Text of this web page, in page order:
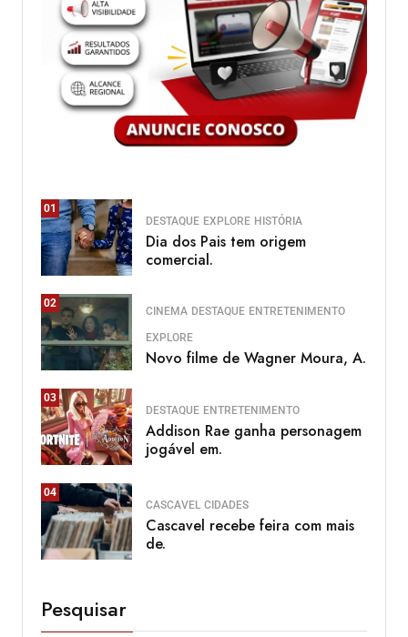
01
DESTAQUE EXPLORE HISTÓRIA
Dia dos Pais tem origem
comercial.
02
CINEMA DESTAQUE ENTRETENIMENTO
EXPLORE
Novo filme de Wagner Moura, A.
03
DESTAQUE ENTRETENIMENTO
Addison Rae ganha personagem
jogável em.
04
CASCAVEL CIDADES
Cascavel recebe feira com mais
de.
Pesquisar